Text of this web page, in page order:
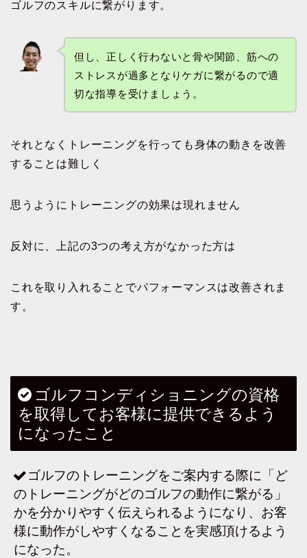
ゴルフのスキルに繋がります。
但し、正しく行わないと骨や関節、筋への
ストレスが過多となりケガに繋がるので適
切な指導を受けましょう。
それとなくトレーニングを行っても身体の動きを改善
することは難しく
思うようにトレーニングの効果は現れません
反対に、上記の3つの考え方がなかった方は
これを取り入れることでパフォーマンスは改善されま
す。
ゴルフコンディショニングの資格
を取得してお客様に提供できるよう
になったこと
ゴルフのトレーニングをご案内する際に「ど
のトレーニングがどのゴルフの動作に繋がる」
かを分かりやすく伝えられるようになり、お客
様に動作がしやすくなることを実感頂けるよう
になった。